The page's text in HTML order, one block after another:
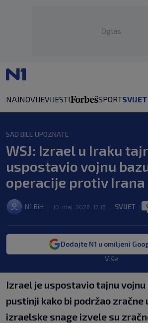
Oglas
NAJNOVIJEVIJESTI SPORTSVIJET
SAD BILE UPOZNATE
WSJ: Izrael u Iraku
uspostavio vojnu
operacije protiv Irana
N1 BiH 10. maj. 2026. 17:16 SVIJET
Dodajte N1 u omiljeni
Više
Izrael je uspostavio tajnu vojnu
pustinji kako bi podržao zračne
izraelske snage izvele su